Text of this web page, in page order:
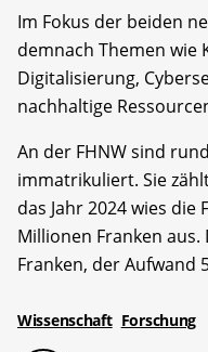
Im Fokus der beiden
demnach Themen wie
Digitalisierung,
nachhaltige
An der FHNW sind
immatrikuliert. Sie
das Jahr 2024 wies die
Millionen Franken
Franken, der Aufwand
Wissenschaft Forschung